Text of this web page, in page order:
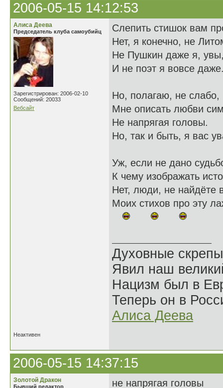
2006-05-15 14:12:53
Алиса Деева
Председатель клуба самоубийц
Зарегистрирован: 2006-02-10
Сообщений: 20033
Вебсайт
Слепить стишок вам
Нет, я конечно, не
Не Пушкин даже я,
И не поэт я вовсе
Но, полагаю, не слабо,
Мне описать любви
Не напрягая головы.
Но, так и быть, я вас
Уж, если не дано
К чему изображать
Нет, люди, не найдёте
Моих стихов про эту
Духовные
Явил наш
Нацизм был в
Теперь он в
Алиса Деева
Неактивен
2006-05-15 14:37:15
Золотой Дракон
Бывший редактор не напрягая головы